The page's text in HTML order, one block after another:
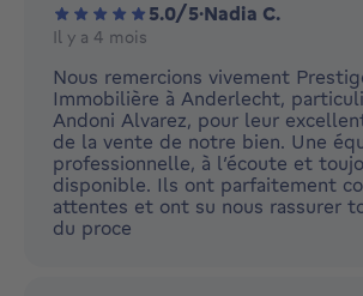
5.0/5·Nadia C.
Il y a 4 mois
Nous remercions vivement
Immobilière à Anderlecht,
Andoni Alvarez, pour leur
de la vente de notre bien. Une
professionnelle, à l’écoute et
disponible. Ils ont parfaitement
attentes et ont su nous rassurer
du proce